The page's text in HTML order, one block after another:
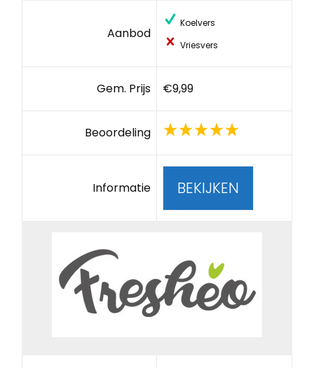
Aanbod
Koelvers
Vriesvers
Gem. Prijs €9,99
Beoordeling
Informatie BEKIJKEN